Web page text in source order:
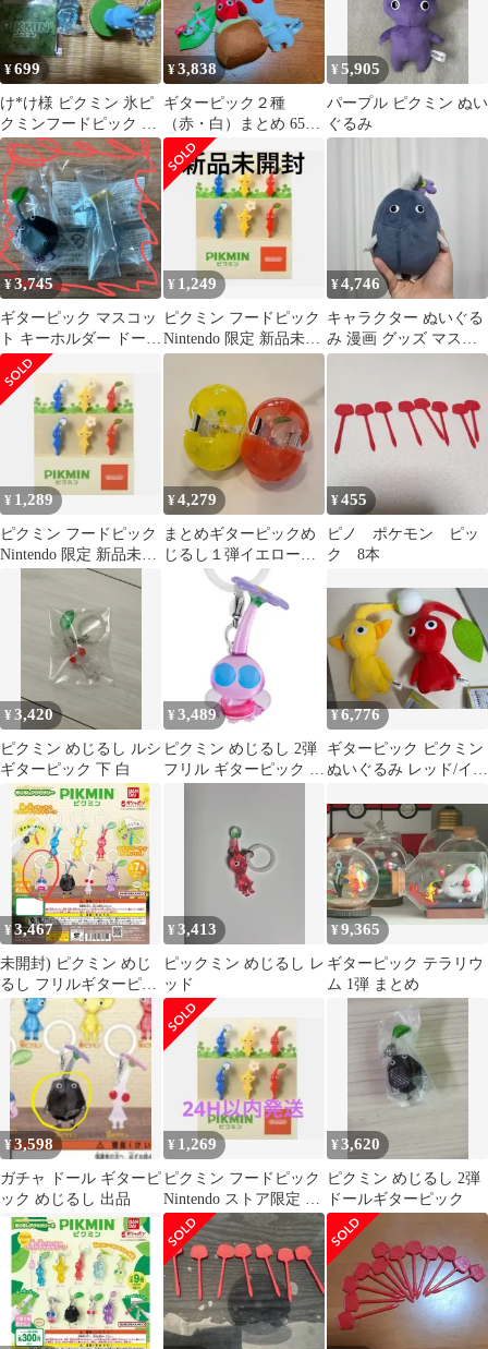
¥699
け*け様 ピクミン 氷ピ
クミンフードピック 目
印アクセサリー4種セッ
ト
¥3,838
ギターピック２種
（赤・白）まとめ 6500
円
¥5,905
パープル ピクミン ぬい
ぐるみ
¥3,745
ギターピック マスコッ
ト キーホルダー ドール
ピクミン、アースピク
ミン まとめ
¥ 1,249
ピクミン フードピック
Nintendo 限定 新品未開
封
¥4,746
キャラクター ぬいぐる
み 漫画 グッズ マスコ
ット 古典 フィギュア
ギターピック
¥ 1,289
ピクミン フードピック
Nintendo 限定 新品未開
¥4,279
まとめギターピックめ
じるし１弾イエロー・
レッド
¥455
ピノ ポケモン ピッ
ク 8本
¥3,420
ピクミン めじるし ルシ
ギターピック 下 白
¥ 3,489
ピクミン めじるし 2弾
フリル ギターピック ピ
¥6,776
ギターピック ピクミン
ぬいぐるみ レッド/イエ
¥3,467
未開封) ピクミン めじ
るし フリルギターピッ
ク
¥3,413
ピックミン めじるし レ
ッド
¥9,365
ギターピック テラリウ
ム 1弾 まとめ
¥3,598
ガチャ ドール ギターピ
ック めじるし 出品
¥ 1,269
ピクミン フードピック
Nintendo ストア限定 新
品未開封
¥3,620
ピクミン めじるし 2弾
ドールギターピック